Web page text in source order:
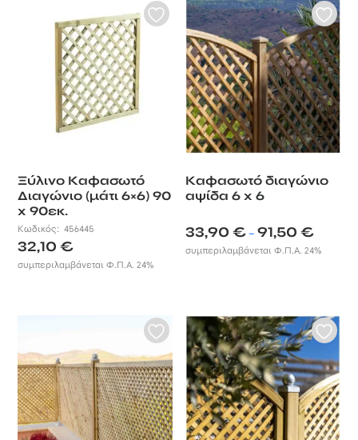
Ξύλινο Καφασωτό
Διαγώνιο (μάτι 6×6) 90
x 90εκ.
Κωδικός:456445
32,10€
συμπεριλαμβάνεται Φ.Π.Α. 24%
Καφασωτό διαγώνιο
αψίδα 6 x 6
33,90€ – 91,50€
range:
συμπεριλαμβάνεται Φ.Π.Α. 24%